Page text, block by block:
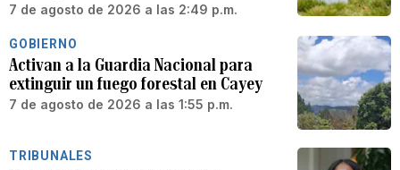
7 de agosto de 2026 a las 2:49 p.m.
GOBIERNO
Activan a la Guardia Nacional para
extinguir un fuego forestal en Cayey
7 de agosto de 2026 a las 1:55 p.m.
TRIBUNALES